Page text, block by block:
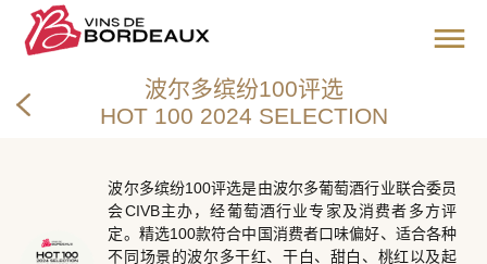
波尔多缤纷100评选
HOT 100 2024 SELECTION
波尔多缤纷100评选是由波尔多葡萄酒行业联合委员
会CIVB主办，经葡萄酒行业专家及消费者多方评
定。精选100款符合中国消费者口味偏好、适合各种
不同场景的波尔多干红、干白、甜白、桃红以及起